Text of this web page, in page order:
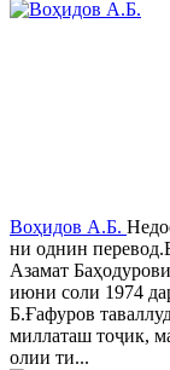
Воҳидов А.Б.
ни однин
Азамат
июни соли 1974
Б.Ғафуров
миллаташ тоҷик,
олии ти...